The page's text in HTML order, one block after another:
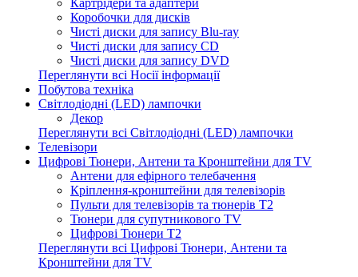
Картрідери та адаптери
Коробочки для дисків
Чисті диски для запису Blu-ray
Чисті диски для запису CD
Чисті диски для запису DVD
Переглянути всі Носії інформації
Побутова техніка
Світлодіодні (LED) лампочки
Декор
Переглянути всі Світлодіодні (LED) лампочки
Телевізори
Цифрові Тюнери, Антени та Кронштейни для TV
Антени для ефірного телебачення
Кріплення-кронштейни для телевізорів
Пульти для телевізорів та тюнерів T2
Тюнери для супутникового TV
Цифрові Тюнери T2
Переглянути всі Цифрові Тюнери, Антени та
Кронштейни для TV